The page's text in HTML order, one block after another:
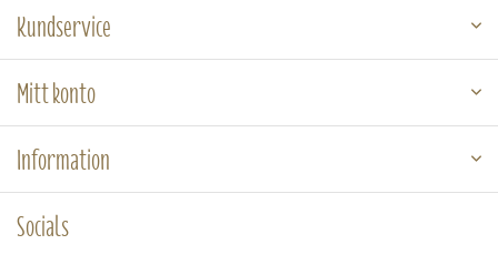
Kundservice
Mitt konto
Information
Socials